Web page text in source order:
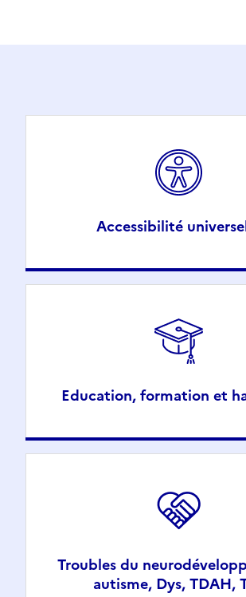
Accessibilité
Education, formation et
Troubles du
autisme, Dys, TDAH,